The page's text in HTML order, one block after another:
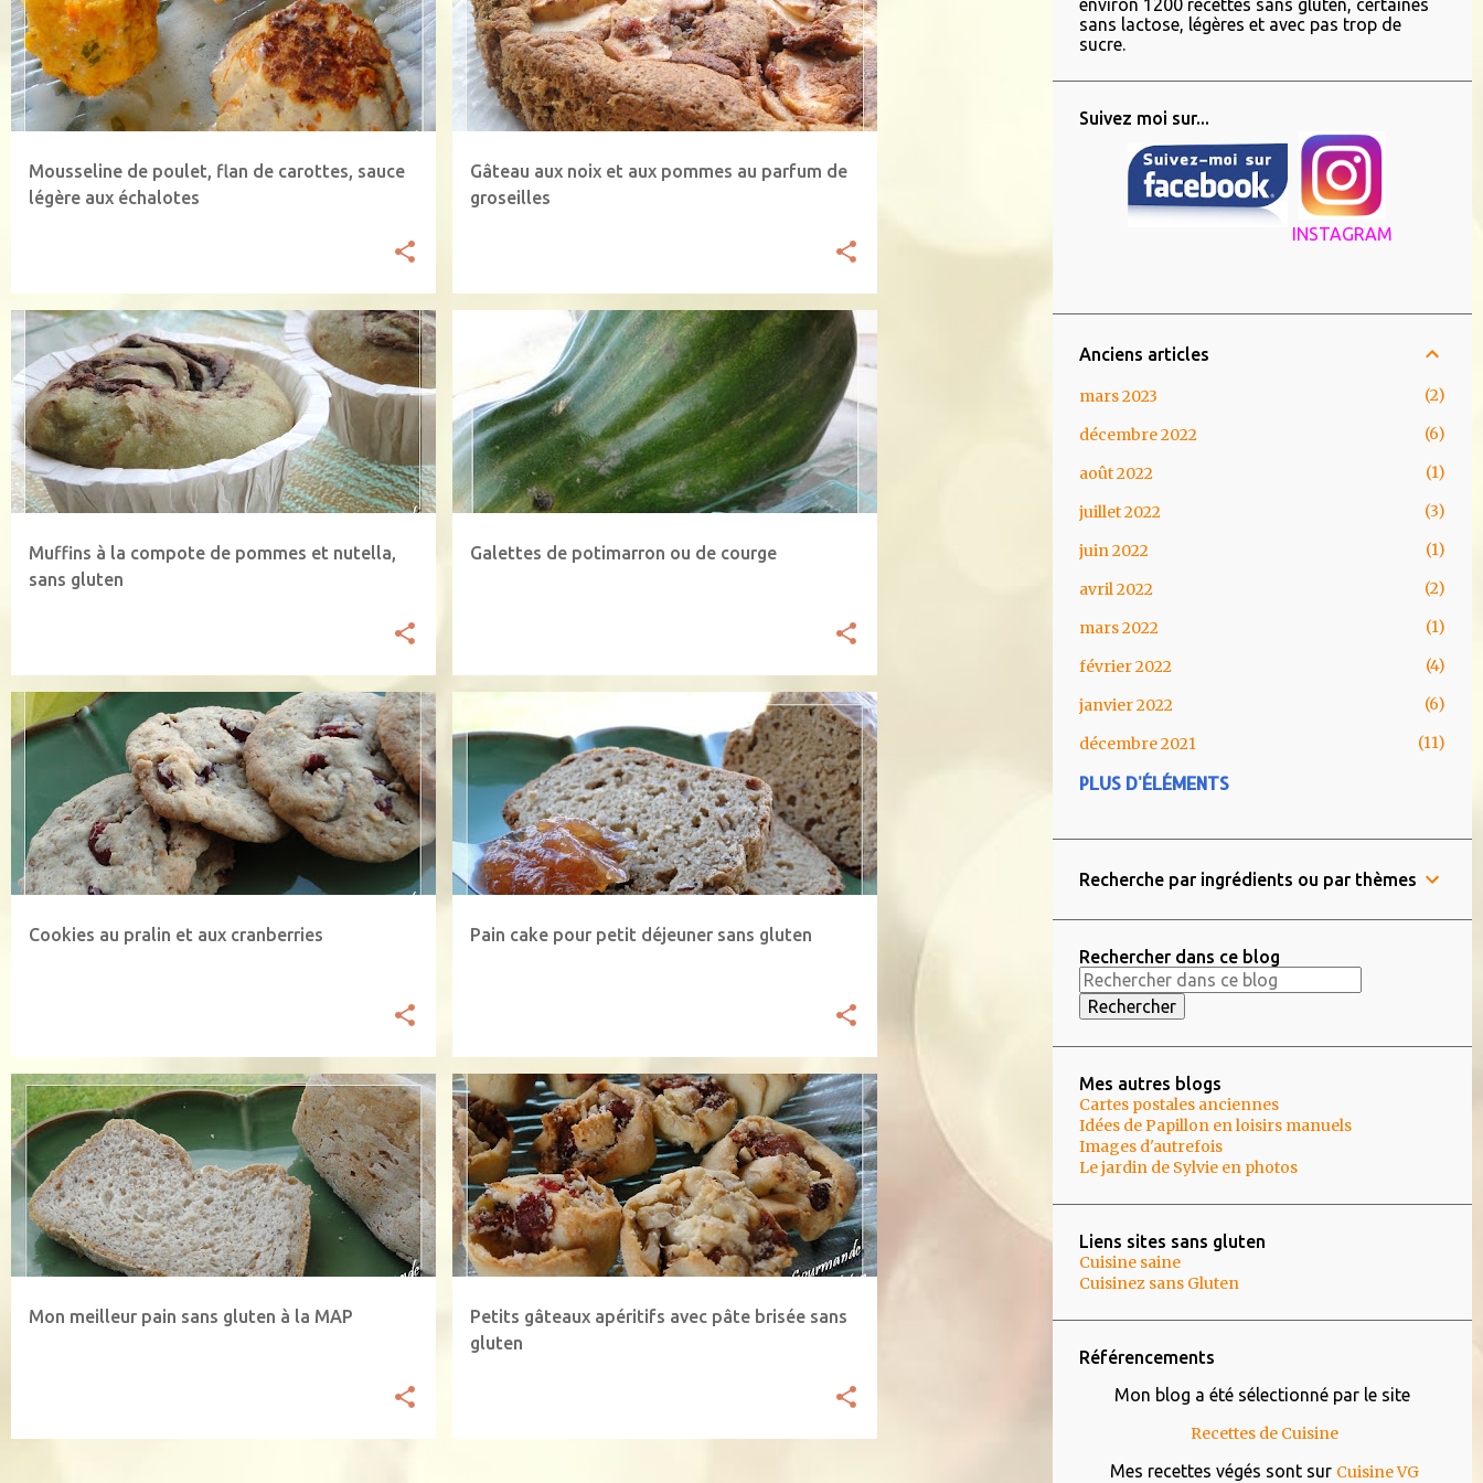
t
i
c
l
Mousseline de poulet, flan de carottes, sauce
légère aux échalotes
Gâteau aux noix et aux pommes au parfum de
groseilles
Muffins à la compote de pommes et nutella,
sans gluten
LAIT DE SOJA NUTELLA POMMES +
POUDRE D'AMANDE
Galettes de potimarron ou de courge
FARINE DE CHATAIGNE POTIMARRON
POTIRON
Cookies au pralin et aux cranberries
CANNEBERGE COOKIE
Pain cake pour petit déjeuner sans gluten
PAIN-CAKE PETIT-DÉJEUNER
Mon meilleur pain sans gluten à la MAP
FARINE SCHÄR PAIN SANS GLUTEN
Petits gâteaux apéritifs avec pâte brisée sans
gluten
AMUSE-BOUCHE CANNEBERGE NOIX
environ 1200 recettes sans gluten, certaines
sans lactose, légères et avec pas trop de
sucre.
Suivez moi sur...
INSTAGRAM
Anciens articles
mars 2023
2
décembre 2022
6
août 2022
1
juillet 2022
3
juin 2022
1
avril 2022
2
mars 2022
1
février 2022
4
janvier 2022
6
décembre 2021
11
novembre 2021
mars 2021
février 2021
janvier 2021
4
décembre 2020
novembre 2020
octobre 2020
septembre 2020
1
août 2020
juillet 2020
juin 2020
5
mai 2020
avril 2020
février 2020
PLUS D'ÉLÉMENTS
Recherche par ingrédients ou par thèmes
Rechercher dans ce blog
Mes autres blogs
Cartes postales anciennes
Idées de Papillon en loisirs manuels
Images d'autrefois
Le jardin de Sylvie en photos
Liens sites sans gluten
Cuisine saine
Cuisinez sans Gluten
Référencements
Mon blog a été sélectionné par le site
Recettes de Cuisine
Mes recettes végés sont sur Cuisine VG